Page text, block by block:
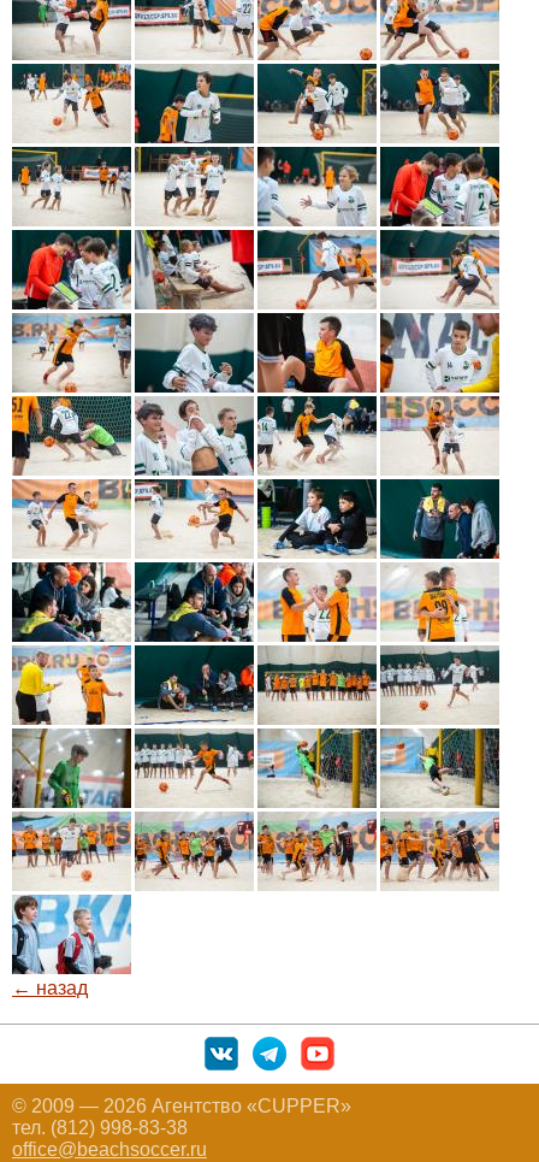
← назад
© 2009 — 2026 Агентство «CUPPER»
тел. (812) 998-83-38
office@beachsoccer.ru